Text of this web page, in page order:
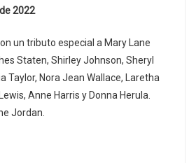
2022
un tributo especial a Mary Lane
Staten, Shirley Johnson, Sheryl
Taylor, Nora Jean Wallace, Laretha
Anne Harris y Donna Herula.
Jordan.